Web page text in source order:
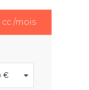
cc /mois